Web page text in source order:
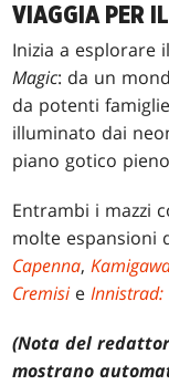
VIAGGIA PER
Inizia a esplorare
Magic: da un
da potenti
illuminato dai
piano gotico
Entrambi i mazzi
molte espansioni
Capenna,
CremisieInnistrad:
(Nota del
mostrano